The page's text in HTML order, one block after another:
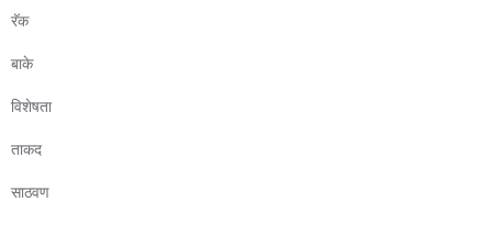
रॅक
बाके
विशेषता
ताकद
साठवण